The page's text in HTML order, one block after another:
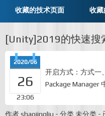
收藏的技术页面 收藏
[Unity]2019的快速搜
2020/06
26
23:06
开启方式：方式一
Package Manager
作者shaojingliu - 分类未分类 -